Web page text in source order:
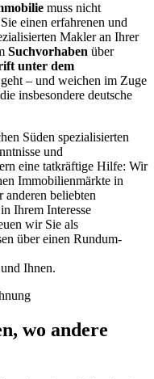
muss nicht
einen erfahrenen und
Makler an Ihrer
Suchvorhaben über
unter dem
– und weichen im Zuge
insbesondere deutsche
Süden spezialisierten
und
eine tatkräftige Hilfe: Wir
Immobilienmärkte in
beliebten
Ihrem Interesse
wir Sie als
über einen Rundum-
und Ihnen.
wo andere